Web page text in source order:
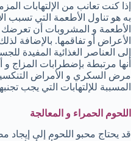
إذا كنت تعانب من الإلتهابات
به هو تناول الأطعمة التي تسبب
الأطعمة و المشروبات أن تعرضك
الأعراض أو تفاقمها. بالإضافة
إلى العناصر الغذائية المفيدة
أنها مرتبطة بإضطرابات المزاج
مرض السكري و الأمراض
المسببة للإلتهابات التي يجب
اللحوم الحمراء و المعالجة
قد يحتاج محبو اللحوم إلى إيجاد